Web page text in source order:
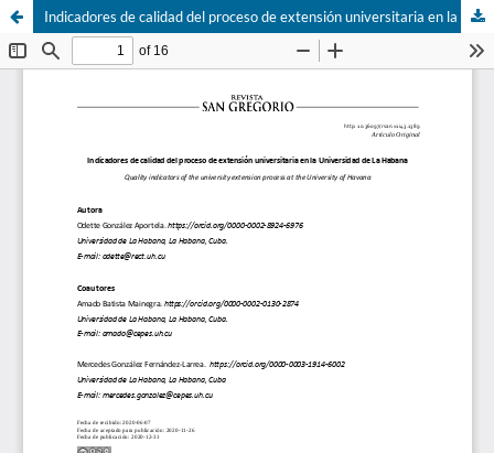
Indicadores de calidad del proceso de extensión universitaria en la Universidad de La Habana